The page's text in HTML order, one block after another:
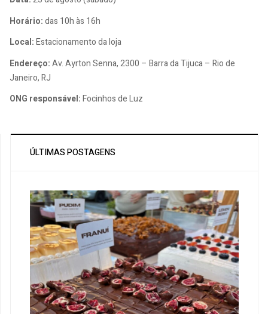
Horário:das 10h às 16h
Local:Estacionamento da loja
Endereço:Av. Ayrton Senna, 2300 – Barra da Tijuca – Rio de
Janeiro, RJ
ONG responsável:Focinhos de Luz
ÚLTIMAS POSTAGENS